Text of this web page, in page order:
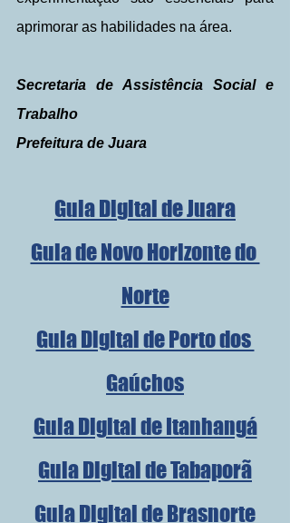
aprimorar as habilidades na área.
Secretaria de Assistência Social e
Trabalho
Prefeitura de Juara
Guia Digital de Juara
Guia de Novo Horizonte do
Norte
Guia Digital de Porto dos
Gaúchos
Guia Digital de Itanhangá
Guia Digital de Tabaporã
Guia Digital de Brasnorte